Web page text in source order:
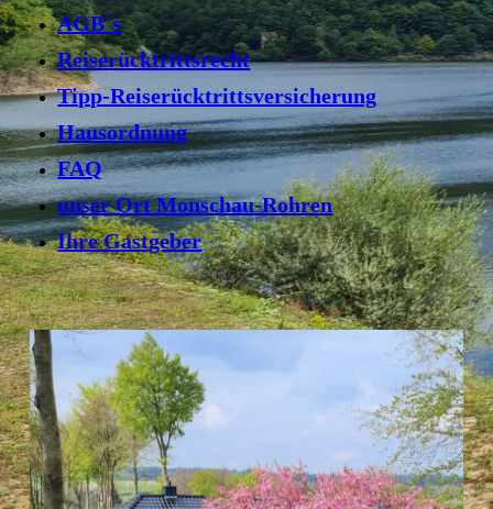
AGB`s
Reiserücktrittsrecht
Tipp-Reiserücktrittsversicherung
Hausordnung
FAQ
unser Ort Monschau-Rohren
Ihre Gastgeber